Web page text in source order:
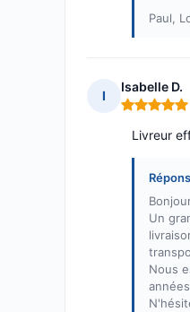
Paul,
I
Isabelle D.
Note : 5 sur
Livreur
Un
Nous